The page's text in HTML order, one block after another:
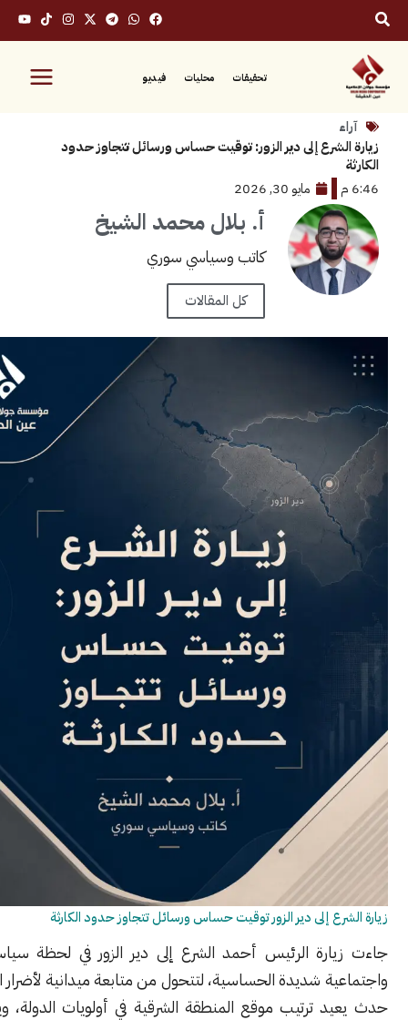
محليات فيديو
إلى دير الزور: توقيت حساس ورسائل تتجاوز حدود
مايو 30, 2026
أ. بلال محمد الشيخ
كاتب وسياسي سوري
إلى دير الزور توقيت حساس ورسائل تتجاوز حدود الكارثة
الرئيس أحمد الشرع إلى دير الزور في لحظة سياسية وأمنية
شديدة الحساسية، لتتحول من متابعة ميدانية لأضرار الفيضان إلى
ترتيب موقع المنطقة الشرقية في أولويات الدولة، ويكشف عن